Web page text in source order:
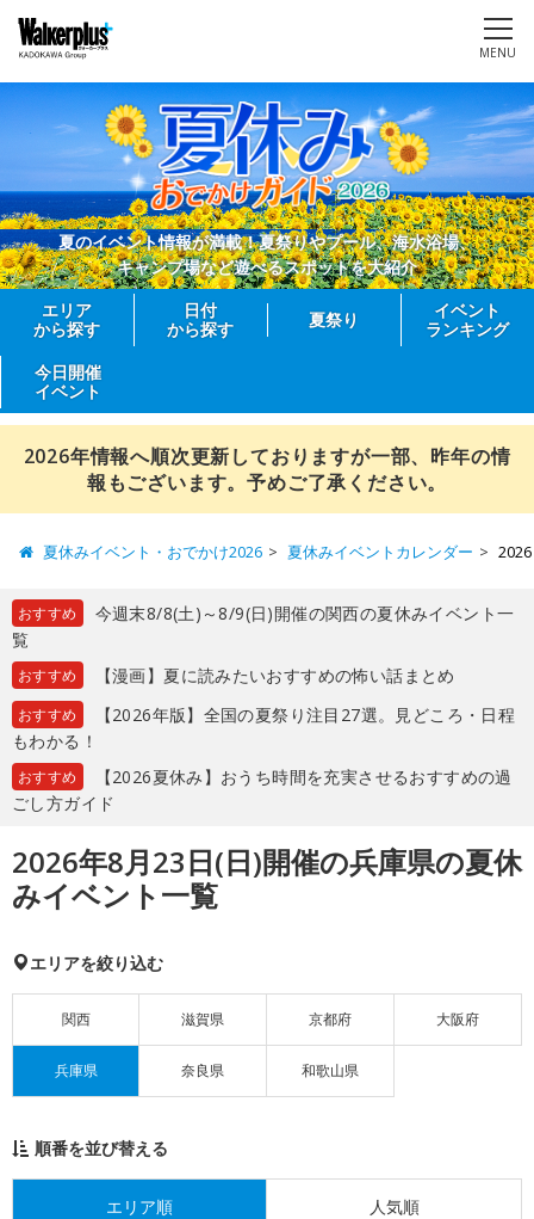
MENU
夏のイベント情報が満載！夏祭りやプール、海水浴場、
キャンプ場など遊べるスポットを大紹介
エリア
から探す
日付
から探す
夏祭り
イベント
ランキング
今日開催
イベント
2026年情報へ順次更新しておりますが一部、昨年の情
報もございます。予めご了承ください。
夏休みイベント・おでかけ2026 夏休みイベントカレンダー
おすすめ
今週末8/8(土)～8/9(日)開催の関西の夏休みイベント一
覧
おすすめ 【漫画】夏に読みたいおすすめの怖い話まとめ
おすすめ
【2026年版】全国の夏祭り注目27選。見どころ・日程
もわかる！
おすすめ
【2026夏休み】おうち時間を充実させるおすすめの過
ごし方ガイド
2026年8月23日(日)開催の兵庫県の夏休
みイベント一覧
エリアを絞り込む
関西 滋賀県 京都府 大阪府
兵庫県 奈良県 和歌山県
順番を並び替える
エリア順 人気順